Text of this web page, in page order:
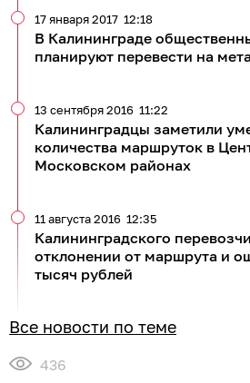
В Калининграде
планируют перевести на
17 января 2017 12:18
Калининградцы заметили
количества маршруток в
Московском районах
13 сентября 2016 11:22
Калининградского
отклонении от маршрута и
тысяч рублей
11 августа 2016 12:35
Все новости по теме
436